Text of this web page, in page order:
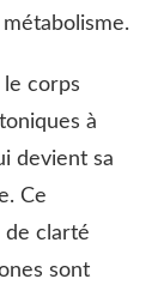
corps
à
devient sa
Ce
de clarté
sont